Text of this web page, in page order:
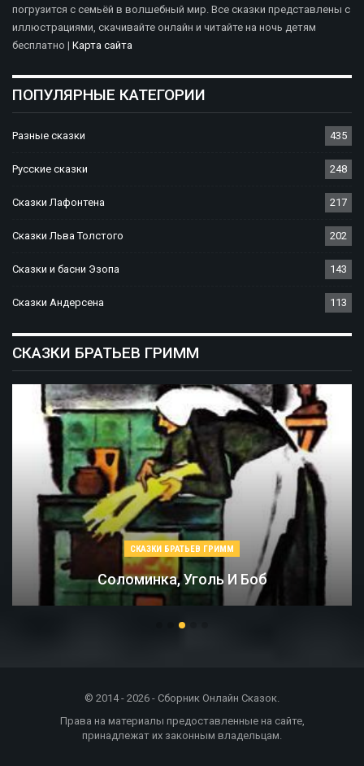
погрузится с семьёй в волшебный мир. Все сказки представлены с
иллюстрациями, скачивайте онлайн и читайте на ночь детям
бесплатно | Карта сайта
ПОПУЛЯРНЫЕ КАТЕГОРИИ
Разные сказки 435
Русские сказки 248
Сказки Лафонтена 217
Сказки Льва Толстого 202
Сказки и басни Эзопа 143
Сказки Андерсена 113
СКАЗКИ БРАТЬЕВ ГРИММ
СКАЗКИ БРАТЬЕВ ГРИММ
Соломинка, Уголь И Боб
© 2014 - 2026 - Сборник Онлайн Сказок.
Права на материалы предоставленные на сайте,
принадлежат их законным владельцам.